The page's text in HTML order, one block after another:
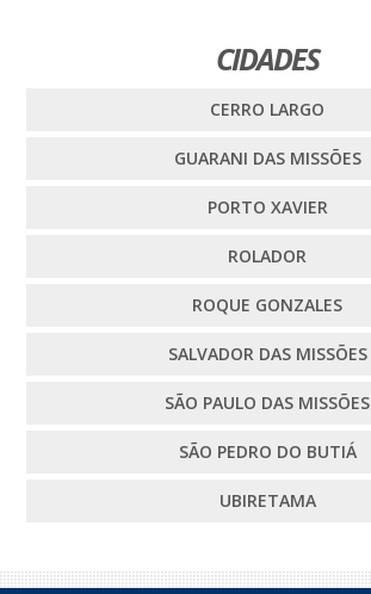
CIDADES
CERRO LARGO
GUARANI DAS MISSÕES
PORTO XAVIER
ROLADOR
ROQUE GONZALES
SALVADOR DAS MISSÕES
SÃO PAULO DAS MISSÕES
SÃO PEDRO DO BUTIÁ
UBIRETAMA